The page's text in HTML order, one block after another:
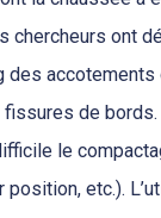
chercheurs ont
de
le
position, etc.).